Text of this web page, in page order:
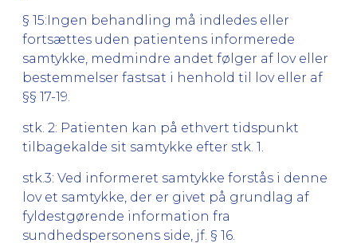
§ 15:Ingen behandling må indledes eller
fortsættes uden patientens informerede
samtykke, medmindre andet følger af lov eller
bestemmelser fastsat i henhold til lov eller af
§§ 17-19.
stk. 2: Patienten kan på ethvert tidspunkt
tilbagekalde sit samtykke efter stk. 1.
stk.3: Ved informeret samtykke forstås i denne
lov et samtykke, der er givet på grundlag af
fyldestgørende information fra
sundhedspersonens side, jf. § 16.